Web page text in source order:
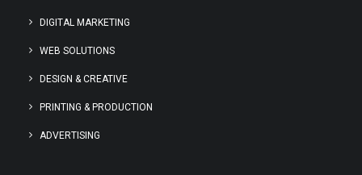
DIGITAL MARKETING
WEB SOLUTIONS
DESIGN & CREATIVE
PRINTING & PRODUCTION
ADVERTISING